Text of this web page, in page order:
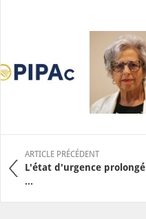
ARTICLE PRÉCÉDENT
L'état d'urgence prolongé
...